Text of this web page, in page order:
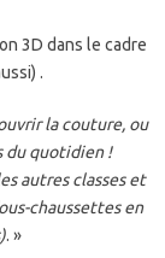
3D dans le cadre
.
la couture, ou
du quotidien !
autres classes et
chaussettes en
. »